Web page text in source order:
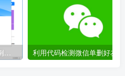
华为官方教程：以 P40 为例，鸿蒙 OS 2.0 Beta 版本回退到 EMUI 11 稳定版